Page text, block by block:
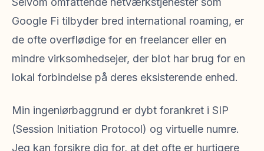
Google Fi tilbyder bred international roaming, er
de ofte overflødige for en freelancer eller en
mindre virksomhedsejer, der blot har brug for en
lokal forbindelse på deres eksisterende enhed.
Min ingeniørbaggrund er dybt forankret i SIP
(Session Initiation Protocol) og virtuelle numre.
Jeg kan forsikre dig for, at det ofte er hurtigere